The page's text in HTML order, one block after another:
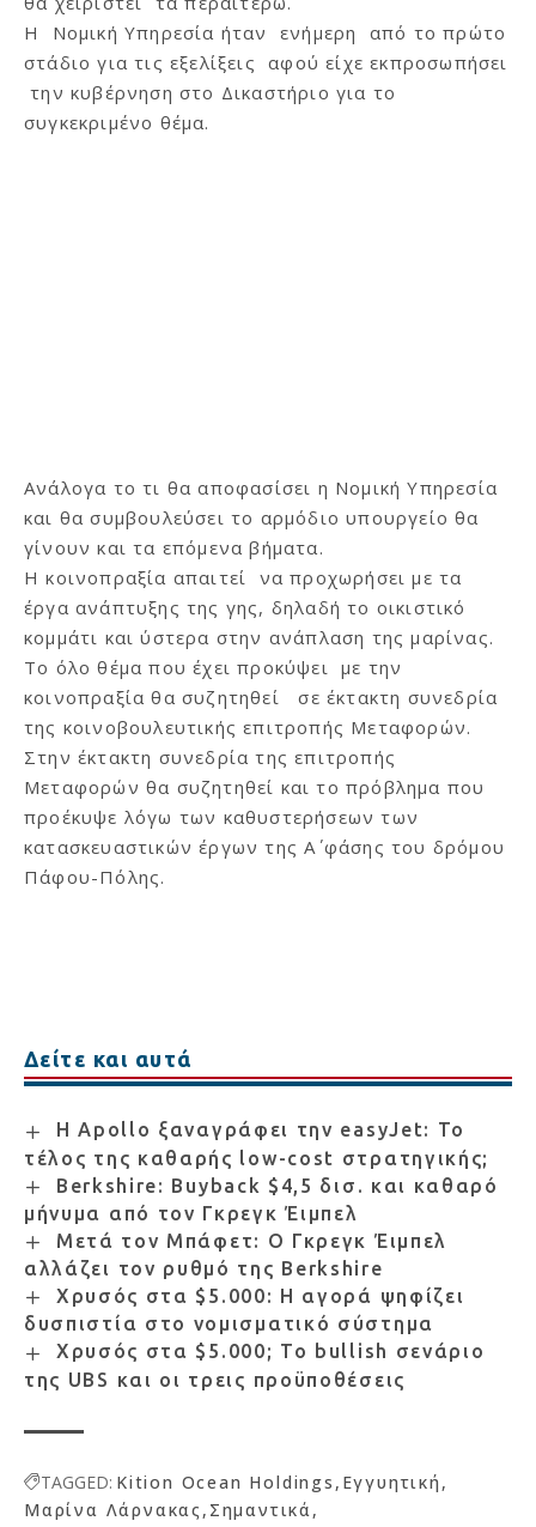
Η Νομική Υπηρεσία ήταν ενήμερη από το πρώτο
στάδιο για τις εξελίξεις αφού είχε εκπροσωπήσει
την κυβέρνηση στο Δικαστήριο για το
συγκεκριμένο θέμα.
Ανάλογα το τι θα αποφασίσει η Νομική Υπηρεσία
και θα συμβουλεύσει το αρμόδιο υπουργείο θα
γίνουν και τα επόμενα βήματα.
Η κοινοπραξία απαιτεί να προχωρήσει με τα
έργα ανάπτυξης της γης, δηλαδή το οικιστικό
κομμάτι και ύστερα στην ανάπλαση της μαρίνας.
Το όλο θέμα που έχει προκύψει με την
κοινοπραξία θα συζητηθεί σε έκτακτη συνεδρία
της κοινοβουλευτικής επιτροπής Μεταφορών.
Στην έκτακτη συνεδρία της επιτροπής
Μεταφορών θα συζητηθεί και το πρόβλημα που
προέκυψε λόγω των καθυστερήσεων των
κατασκευαστικών έργων της Α΄ φάσης του δρόμου
Πάφου-Πόλης.
Δείτε και αυτά
Η Apollo ξαναγράφει την easyJet: Το
τέλος της καθαρής low-cost στρατηγικής;
Berkshire: Buyback $4,5 δισ. και καθαρό
μήνυμα από τον Γκρεγκ Έιμπελ
Μετά τον Μπάφετ: Ο Γκρεγκ Έιμπελ
αλλάζει τον ρυθμό της Berkshire
Χρυσός στα $5.000: Η αγορά ψηφίζει
δυσπιστία στο νομισματικό σύστημα
Χρυσός στα $5.000; Το bullish σενάριο
της UBS και οι τρεις προϋποθέσεις
TAGGED: Kition Ocean Holdings Εγγυητική
Μαρίνα Λάρνακας Σημαντικά